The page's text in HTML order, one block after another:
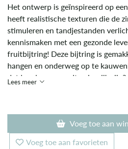
Het ontwerp is geïnspireerd op
heeft realistische texturen die de
stimuleren en tandjestanden
kennismaken met een gezonde
fruitbijtring! Deze bijtring is
hangen en onderweg op te
dat komkommers vitaminerijk
Lees meer
Voeg toe aan
Voeg toe aan favorieten